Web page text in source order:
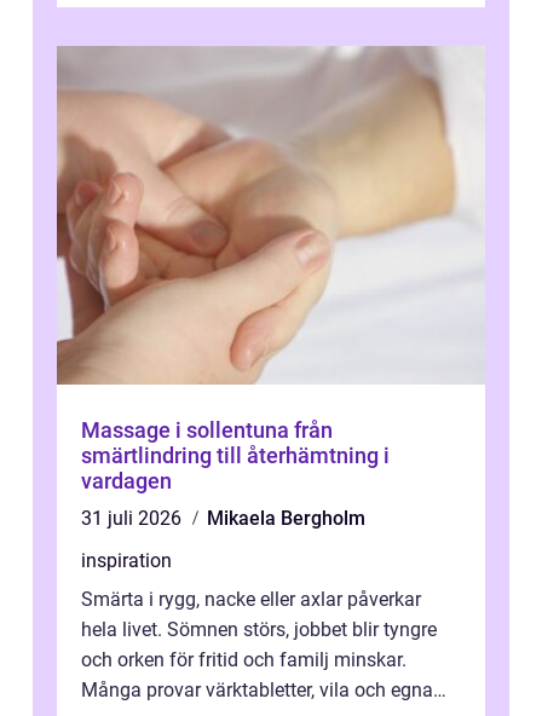
Massage i sollentuna från
smärtlindring till återhämtning i
vardagen
31 juli 2026
Mikaela Bergholm
inspiration
Smärta i rygg, nacke eller axlar påverkar
hela livet. Sömnen störs, jobbet blir tyngre
och orken för fritid och familj minskar.
Många provar värktabletter, vila och egna